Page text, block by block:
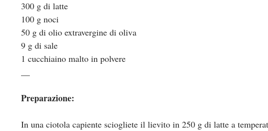
300 g di latte
100 g noci
50 g di olio extravergine di oliva
9 g di sale
1 cucchiaino malto in polvere
Preparazione:
In una ciotola capiente sciogliete il lievito in 250 g di latte a